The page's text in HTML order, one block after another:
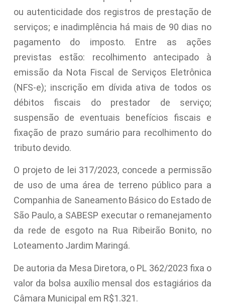
ou autenticidade dos registros de prestação de
serviços; e inadimplência há mais de 90 dias no
pagamento do imposto. Entre as ações
previstas estão: recolhimento antecipado à
emissão da Nota Fiscal de Serviços Eletrônica
(NFS-e); inscrição em dívida ativa de todos os
débitos fiscais do prestador de serviço;
suspensão de eventuais benefícios fiscais e
fixação de prazo sumário para recolhimento do
tributo devido.
O projeto de lei 317/2023, concede a permissão
de uso de uma área de terreno público para a
Companhia de Saneamento Básico do Estado de
São Paulo, a SABESP executar o remanejamento
da rede de esgoto na Rua Ribeirão Bonito, no
Loteamento Jardim Maringá.
De autoria da Mesa Diretora, o PL 362/2023 fixa o
valor da bolsa auxílio mensal dos estagiários da
Câmara Municipal em R$1.321.